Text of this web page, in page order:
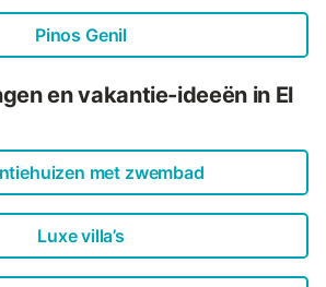
Pinos Genil
en vakantie-ideeën in El
met zwembad
Luxe villa’s